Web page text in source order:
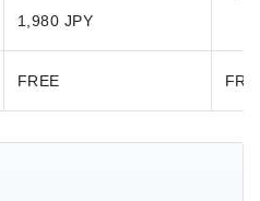
1,980 JPY
FREE